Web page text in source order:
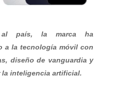
al país, la marca ha
a la tecnología móvil con
diseño de vanguardia y
inteligencia artificial.